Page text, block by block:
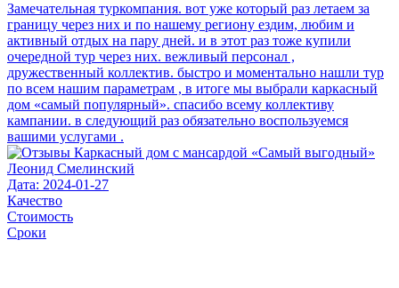
Замечательная туркомпания. вот уже который раз летаем за
границу через них и по нашему региону ездим, любим и
активный отдых на пару дней. и в этот раз тоже купили
очередной тур через них. вежливый персонал ,
дружественный коллектив. быстро и моментально нашли тур
по всем нашим параметрам , в итоге мы выбрали каркасный
дом «самый популярный». спасибо всему коллективу
кампании. в следующий раз обязательно воспользуемся
вашими услугами .
Леонид Смелинский
Дата: 2024-01-27
Качество
Стоимость
Сроки